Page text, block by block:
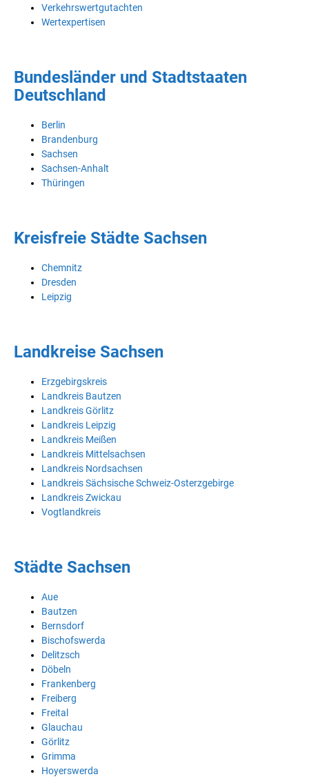
Verkehrswertgutachten
Wertexpertisen
Bundesländer und Stadtstaaten
Deutschland
Berlin
Brandenburg
Sachsen
Sachsen-Anhalt
Thüringen
Kreisfreie Städte Sachsen
Chemnitz
Dresden
Leipzig
Landkreise Sachsen
Erzgebirgskreis
Landkreis Bautzen
Landkreis Görlitz
Landkreis Leipzig
Landkreis Meißen
Landkreis Mittelsachsen
Landkreis Nordsachsen
Landkreis Sächsische Schweiz-Osterzgebirge
Landkreis Zwickau
Vogtlandkreis
Städte Sachsen
Aue
Bautzen
Bernsdorf
Bischofswerda
Delitzsch
Döbeln
Frankenberg
Freiberg
Freital
Glauchau
Görlitz
Grimma
Hoyerswerda